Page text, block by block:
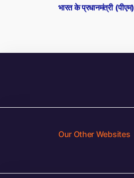
navigationpost:
भारत के प्रधानमंत्री (पीएम)
Our Other Websites